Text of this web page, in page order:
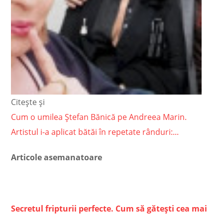
Citește și
Cum o umilea Ștefan Bănică pe Andreea Marin.
Artistul i-a aplicat bătăi în repetate rânduri:...
Articole asemanatoare
Secretul fripturii perfecte. Cum să gătești cea mai